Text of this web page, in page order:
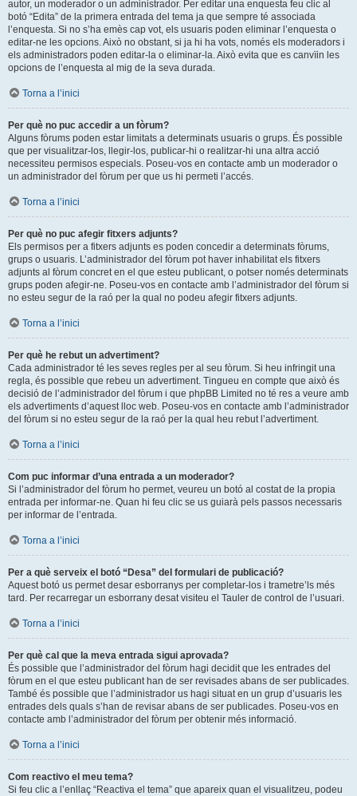
autor, un moderador o un administrador. Per editar una enquesta feu clic al
botó “Edita” de la primera entrada del tema ja que sempre té associada
l’enquesta. Si no s’ha emès cap vot, els usuaris poden eliminar l’enquesta o
editar-ne les opcions. Això no obstant, si ja hi ha vots, només els moderadors i
els administradors poden editar-la o eliminar-la. Això evita que es canvïin les
opcions de l’enquesta al mig de la seva durada.
Torna a l’inici
Per què no puc accedir a un fòrum?
Alguns fòrums poden estar limitats a determinats usuaris o grups. És possible
que per visualitzar-los, llegir-los, publicar-hi o realitzar-hi una altra acció
necessiteu permisos especials. Poseu-vos en contacte amb un moderador o
un administrador del fòrum per que us hi permeti l’accés.
Torna a l’inici
Per què no puc afegir fitxers adjunts?
Els permisos per a fitxers adjunts es poden concedir a determinats fòrums,
grups o usuaris. L’administrador del fòrum pot haver inhabilitat els fitxers
adjunts al fòrum concret en el que esteu publicant, o potser només determinats
grups poden afegir-ne. Poseu-vos en contacte amb l’administrador del fòrum si
no esteu segur de la raó per la qual no podeu afegir fitxers adjunts.
Torna a l’inici
Per què he rebut un advertiment?
Cada administrador té les seves regles per al seu fòrum. Si heu infringit una
regla, és possible que rebeu un advertiment. Tingueu en compte que això és
decisió de l’administrador del fòrum i que phpBB Limited no té res a veure amb
els advertiments d’aquest lloc web. Poseu-vos en contacte amb l’administrador
del fòrum si no esteu segur de la raó per la qual heu rebut l’advertiment.
Torna a l’inici
Com puc informar d’una entrada a un moderador?
Si l’administrador del fòrum ho permet, veureu un botó al costat de la propia
entrada per informar-ne. Quan hi feu clic se us guiarà pels passos necessaris
per informar de l’entrada.
Torna a l’inici
Per a què serveix el botó “Desa” del formulari de publicació?
Aquest botó us permet desar esborranys per completar-los i trametre’ls més
tard. Per recarregar un esborrany desat visiteu el Tauler de control de l’usuari.
Torna a l’inici
Per què cal que la meva entrada sigui aprovada?
És possible que l’administrador del fòrum hagi decidit que les entrades del
fòrum en el que esteu publicant han de ser revisades abans de ser publicades.
També és possible que l’administrador us hagi situat en un grup d’usuaris les
entrades dels quals s’han de revisar abans de ser publicades. Poseu-vos en
contacte amb l’administrador del fòrum per obtenir més informació.
Torna a l’inici
Com reactivo el meu tema?
Si feu clic a l’enllaç “Reactiva el tema” que apareix quan el visualitzeu, podeu